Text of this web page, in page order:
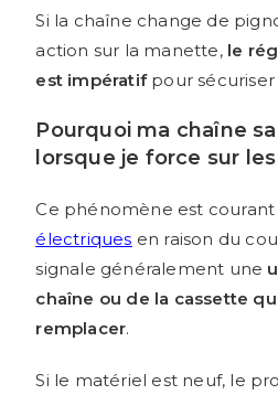
Si la chaîne change de
action sur la manette, le
est impératifpour
Pourquoi ma chaîne
lorsque je force sur
Ce phénomène est
électriques en raison du
signale généralement une
chaîne ou de la cassette
remplacer.
Si le matériel est neuf, le